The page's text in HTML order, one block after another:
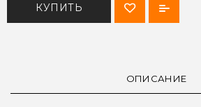
КУПИТЬ
ОПИСАНИЕ